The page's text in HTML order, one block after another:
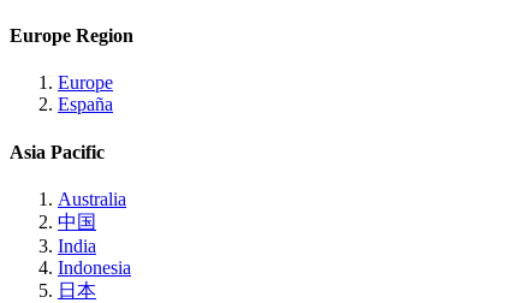
Europe Region
Europe
España
Asia Pacific
Australia
中国
India
Indonesia
日本